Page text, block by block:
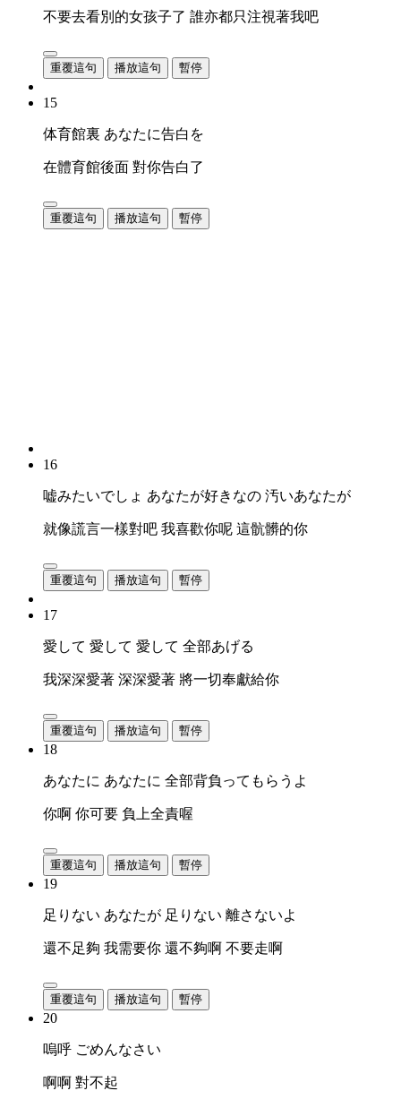
不要去看別的女孩子了 誰亦都只注視著我吧
重覆這句 播放這句 暫停
15
体育館裏 あなたに告白を
在體育館後面 對你告白了
重覆這句 播放這句 暫停
16
嘘みたいでしょ あなたが好きなの 汚いあなたが
就像謊言一樣對吧 我喜歡你呢 這骯髒的你
重覆這句 播放這句 暫停
17
愛して 愛して 愛して 全部あげる
我深深愛著 深深愛著 將一切奉獻給你
重覆這句 播放這句 暫停
18
あなたに あなたに 全部背負ってもらうよ
你啊 你可要 負上全責喔
重覆這句 播放這句 暫停
19
足りない あなたが 足りない 離さないよ
還不足夠 我需要你 還不夠啊 不要走啊
重覆這句 播放這句 暫停
20
嗚呼 ごめんなさい
啊啊 對不起